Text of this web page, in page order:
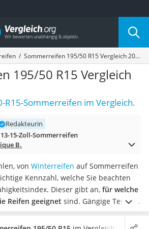
nach Kategorie
(4 Fahrräder)
Sommerreifen 195/50 R15 Vergleich 2026
195/50 R15 Vergleich
R15-Sommerreifen im Vergleich.
Redakteurin
13-15-Zoll-Sommerreifen
B.
von Winterreifen auf Sommerreifen
Kennzahl, welche Sie beachten
Dieser gibt an, für welche
Reifen geeignet sind. Gängige Tests im
diese Last nicht überschritten werden
zu Schäden an Ihren Reifen